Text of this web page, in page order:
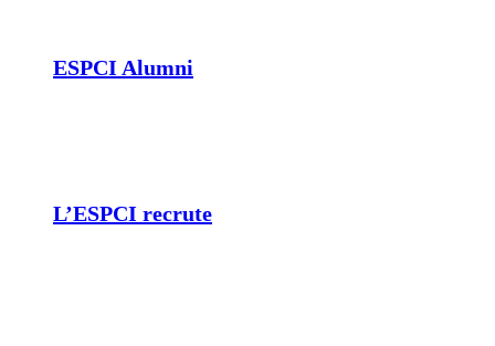
ESPCI Alumni
L’ESPCI recrute